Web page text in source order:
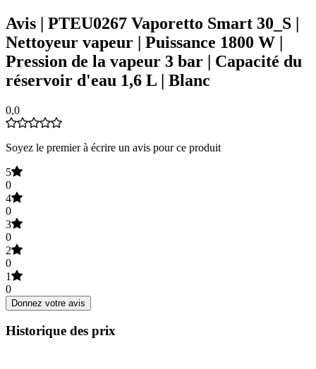
Avis | PTEU0267 Vaporetto Smart 30_S |
Nettoyeur vapeur | Puissance 1800 W |
Pression de la vapeur 3 bar | Capacité du
réservoir d'eau 1,6 L | Blanc
0,0
Soyez le premier à écrire un avis pour ce produit
5
0
4
0
3
0
2
0
1
0
Donnez votre avis
Historique des prix